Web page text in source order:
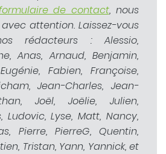
de contact, nous
attention. Laissez-vous
rédacteurs : Alessio,
Anas, Arnaud, Benjamin,
Fabien, Françoise,
Jean-Charles, Jean-
Joël, Joëlie, Julien,
Ludovic, Lyse, Matt, Nancy,
Pierre, PierreG, Quentin,
Tristan, Yann, Yannick, et